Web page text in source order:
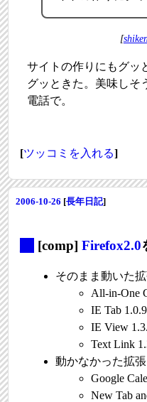
[
サイトの作りにもグッ
グッときた。美味しそ
電話で。
[ツッコミを入れる]
2006-10-26 [長年日記]
[comp] Firefox2.0
そのまま動いた
All-in-One
IE Tab
IE View
Text Link
動かなかった拡張
Google
New Tab